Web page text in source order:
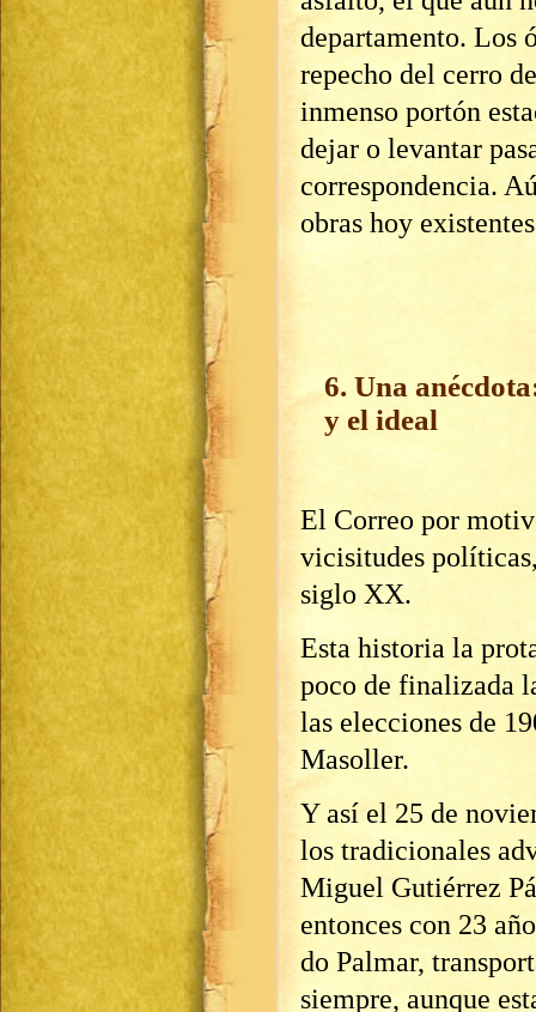
departamento. Los
repecho del cerro
inmenso portón
dejar o levantar
correspondencia.
obras hoy
6. Una
y el ideal
El Correo por
vicisitudes
siglo XX.
Esta historia la
poco de finalizada
las elecciones de
Masoller.
Y así el 25 de
los tradicionales
Miguel Gutiérrez
entonces con 23
do Palmar,
siempre, aunque